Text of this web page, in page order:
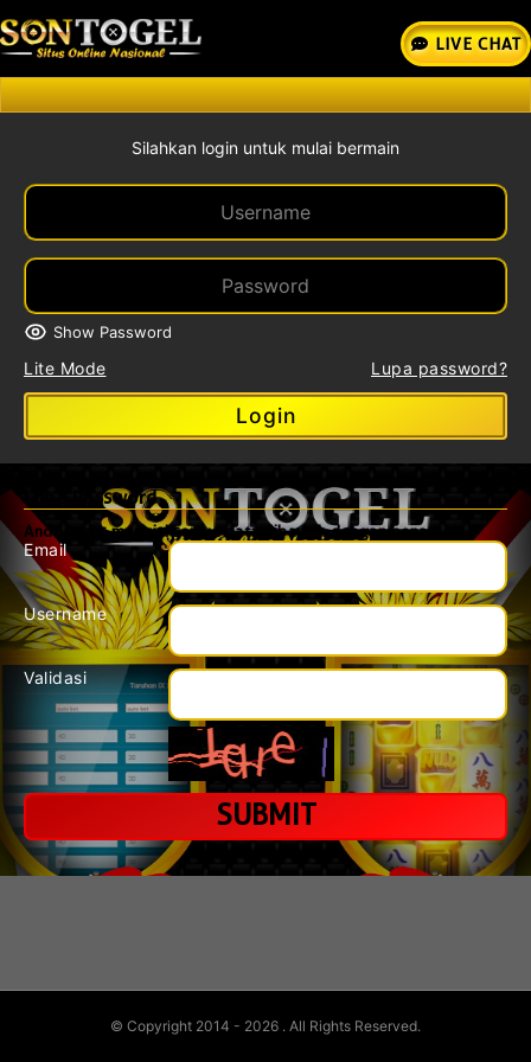
LIVE CHAT
Silahkan login untuk mulai bermain
Show Password
Lite Mode Lupa password?
Login
Lupa Password
Anda harus mengisi semua data dibawah dengan benar.
Email
Username
Validasi
© Copyright 2014 - 2026 . All Rights Reserved.